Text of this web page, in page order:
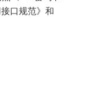
口规范》和